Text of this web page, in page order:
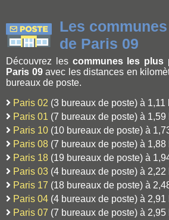
Les
de Paris 09
Découvrez les communes les plus
Paris 09avec les distances en
bureaux de poste.
Paris 02 (3 bureaux de poste) à 1,11
Paris 01 (7 bureaux de poste) à 1,59
Paris 10 (10 bureaux de poste) à
Paris 08 (7 bureaux de poste) à 1,88
Paris 18 (19 bureaux de poste) à
Paris 03 (4 bureaux de poste) à 2,22
Paris 17 (18 bureaux de poste) à
Paris 04 (4 bureaux de poste) à 2,91
Paris 07 (7 bureaux de poste) à 2,95